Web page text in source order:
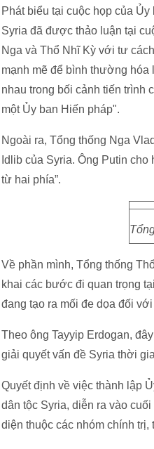
Phát biểu tại cuộc họp của
Syria đã được thảo luận tại
Nga và Thổ Nhĩ Kỳ với tư
mạnh mẽ để bình thường
nhau trong bối cảnh tiến trình
một Ủy ban Hiến pháp".
Ngoài ra, Tổng thống Nga
Idlib của Syria. Ông Putin
từ hai phía”.
Về phần mình, Tổng thống
khai các bước đi quan trọng
đang tạo ra mối đe dọa đối
Theo ông Tayyip Erdogan,
giải quyết vấn đề Syria thời
Quyết định về việc thành lập
dân tộc Syria, diễn ra vào
diện thuộc các nhóm chính trị,